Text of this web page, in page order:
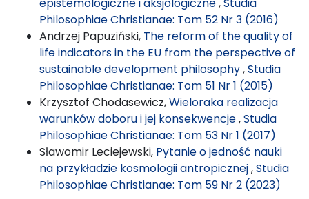
Philosophiae Christianae: Tom 52 Nr 3 (2016)
Andrzej Papuziński, The reform of the quality of
life indicators in the EU from the perspective of
sustainable development philosophy,Studia
Philosophiae Christianae: Tom 51 Nr 1 (2015)
Krzysztof Chodasewicz,Wieloraka realizacja
warunków doboru i jej konsekwencje,Studia
Philosophiae Christianae: Tom 53 Nr 1 (2017)
Sławomir Leciejewski, Pytanie o jedność nauki
na przykładzie kosmologii antropicznej,Studia
Philosophiae Christianae: Tom 59 Nr 2 (2023)